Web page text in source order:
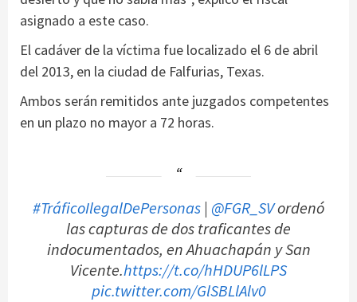
asignado a este caso.
El cadáver de la víctima fue localizado el 6 de abril
del 2013, en la ciudad de Falfurias, Texas.
Ambos serán remitidos ante juzgados competentes
en un plazo no mayor a 72 horas.
#TráficoIlegalDePersonas | @FGR_SVordenó
las capturas de dos traficantes de
indocumentados, en Ahuachapán y San
Vicente.https://t.co/hHDUP6lLPS
pic.twitter.com/GlSBLlAlv0